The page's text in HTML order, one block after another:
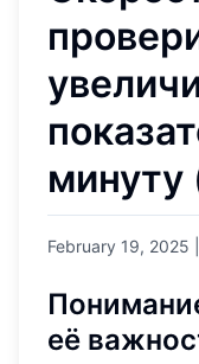
минуту
February 19, 2025
её